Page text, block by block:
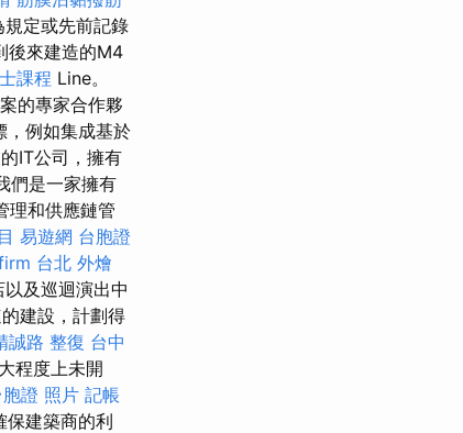
定或先前記錄
後來建造的M4
課程 Line。
的專家合作夥
，例如集成基於
IT公司，擁有
們是一家擁有
理和供應鏈管
易遊網 台胞證
台北 外燴
及巡迴演出中
建設，計劃得
誠路 整復 台中
程度上未開
胞證 照片 記帳
保建築商的利